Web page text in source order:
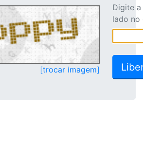
[trocar imagem]
Digite
lado no